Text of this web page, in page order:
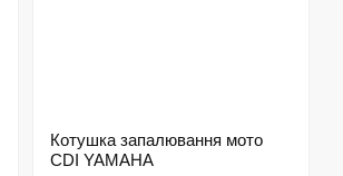
Котушка запалювання мото
CDI YAMAHA